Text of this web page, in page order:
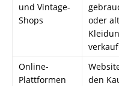
und Vintage-
Shops
oder
Online-
Plattformen
den